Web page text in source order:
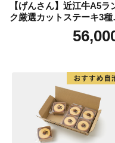
【げんさん】近江牛A5ラ
ク厳選カットステーキ3種
00g】【DG03W】（国
和牛 ブランド牛 ブラ
牛 松阪牛 に並ぶ 日本三
和牛 近江牛）